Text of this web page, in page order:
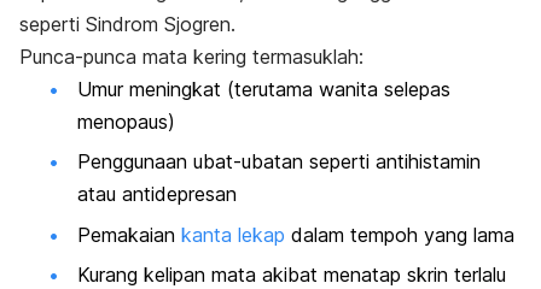
seperti Sindrom Sjogren.
Punca-punca mata kering termasuklah:
Umur meningkat (terutama wanita selepas
menopaus)
Penggunaan ubat-ubatan seperti antihistamin
atau antidepresan
Pemakaian kanta lekap dalam tempoh yang lama
Kurang kelipan mata akibat menatap skrin terlalu